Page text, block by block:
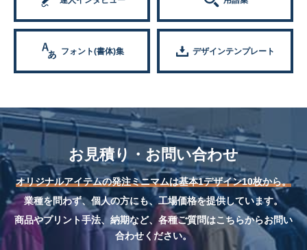
フォント(書体)集 デザインテンプレート
お見積り・お問い合わせ
オリジナルアイテムの発注ミニマムは基本1デザイン10枚から。
業種を問わず、個人の方にも、工場価格を提供しています。
商品やプリント手法、納期など、各種ご質問はこちらからお問い
合わせください。